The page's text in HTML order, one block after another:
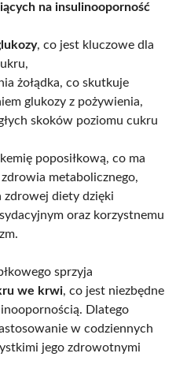
na insulinooporność
, co jest kluczowe dla
żołądka, co skutkuje
glukozy z pożywienia,
skoków poziomu cukru
poposiłkową, co ma
metabolicznego,
diety dzięki
oraz korzystnemu
sprzyja
we krwi, co jest niezbędne
Dlatego
w codziennych
jego zdrowotnymi